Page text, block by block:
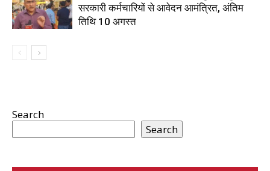
सरकारी कर्मचारियों से आवेदन आमंत्रित, अंतिम
तिथि 10 अगस्त
Search
Search